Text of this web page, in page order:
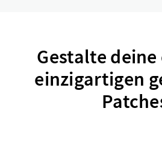
Gestalte
einzigartigen